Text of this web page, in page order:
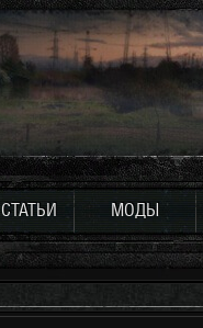
СТАТЬИ МОДЫ